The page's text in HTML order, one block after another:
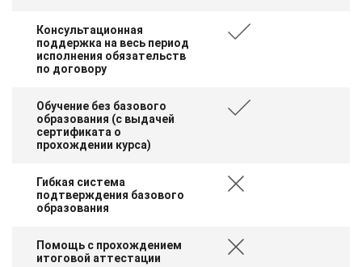
Консультационная
поддержка на весь период
исполнения обязательств
по договору
Обучение без базового
образования (с выдачей
сертификата о
прохождении курса)
Гибкая система
подтверждения базового
образования
Помощь с прохождением
итоговой аттестации